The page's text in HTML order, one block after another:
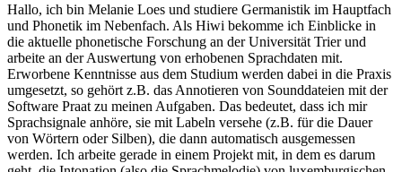
Hallo, ich bin Melanie Loes und studiere Germanistik im Hauptfach
und Phonetik im Nebenfach. Als Hiwi bekomme ich Einblicke in
die aktuelle phonetische Forschung an der Universität Trier und
arbeite an der Auswertung von erhobenen Sprachdaten mit.
Erworbene Kenntnisse aus dem Studium werden dabei in die Praxis
umgesetzt, so gehört z.B. das Annotieren von Sounddateien mit der
Software Praat zu meinen Aufgaben. Das bedeutet, dass ich mir
Sprachsignale anhöre, sie mit Labeln versehe (z.B. für die Dauer
von Wörtern oder Silben), die dann automatisch ausgemessen
werden. Ich arbeite gerade in einem Projekt mit, in dem es darum